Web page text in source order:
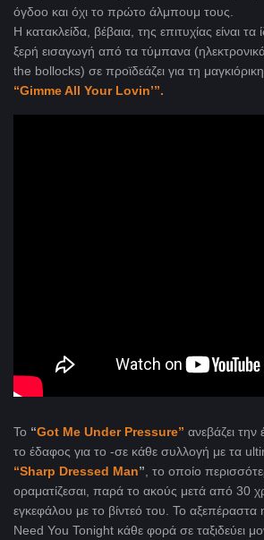
όγδοο και όχι το πρώτο άλμπουμ τους.
Η κατακλείδα, βέβαια, της επιτυχίας είναι τα
ξερή εισαγωγή από τα τύμπανα
the bollocks) σε προϊδεάζει για τη
“Gimme All Your Lovin’”.
Το “Got Me Under Pressure” ανεβάζει την
το έδαφος για το -σε κάθε συλλογή με τα
“Sharp Dressed Man” , το οποίο
οραματίζεσαι, παρά το ακούς μετά από 30
εγκεφάλου με το βίντεό του. Το αξεπέραστα
Need You Tonight κάθε φορά σε ταξιδεύει